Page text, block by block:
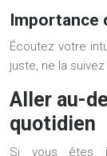
Importance
Écoutez votre
juste, ne la
Aller au-
quotidien
Si vous êtes